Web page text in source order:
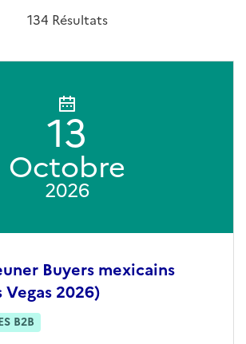
134 Résultats
Buyers mexicains
Vegas 2026)
B2B
13
Octobre
2026